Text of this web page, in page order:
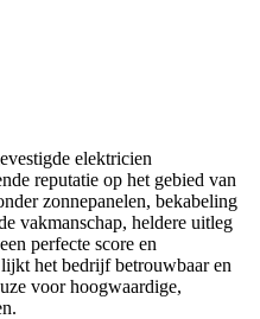
elektricien
reputatie op het gebied van
zonnepanelen, bekabeling
vakmanschap, heldere uitleg
perfecte score en
het bedrijf betrouwbaar en
voor hoogwaardige,